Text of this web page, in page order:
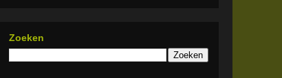
Zoeken